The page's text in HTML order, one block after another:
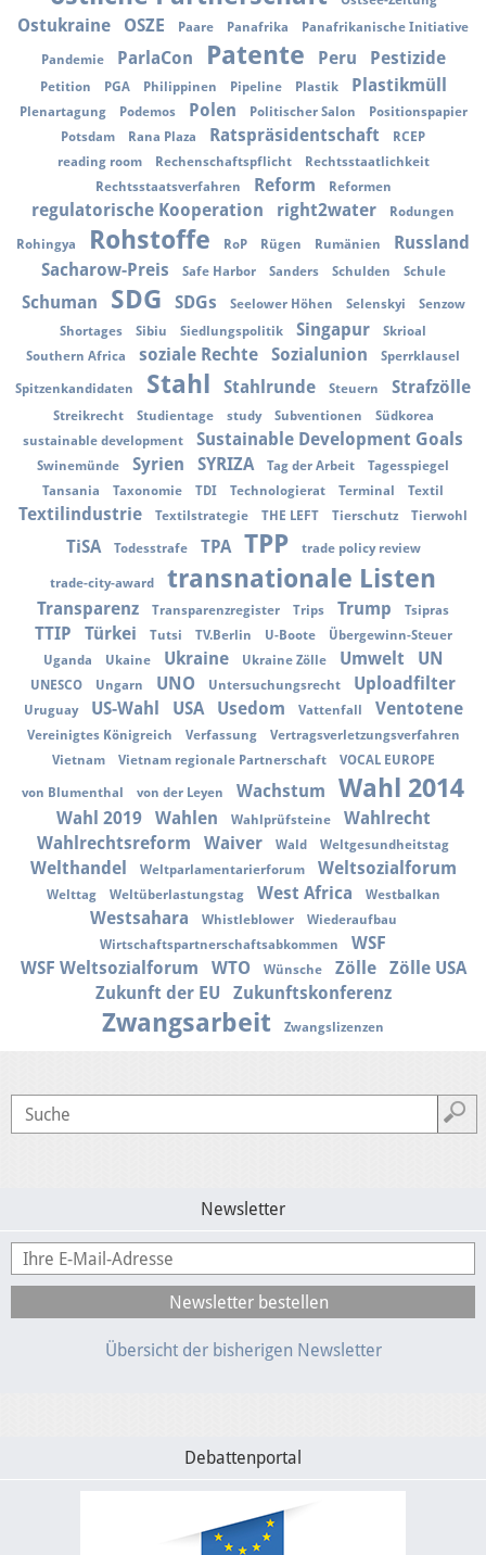
Ostukraine OSZE Paare Panafrika Panafrikanische Initiative
Pandemie ParlaCon Patente Peru Pestizide
Petition PGA Philippinen Pipeline Plastik Plastikmüll
Plenartagung Podemos Polen Politischer Salon
Positionspapier
Potsdam
Rana Plaza Ratspräsidentschaft
RCEP
reading room
Rechenschaftspflicht
Rechtsstaatlichkeit
Rechtsstaatsverfahren
Reform Reformen
regulatorische Kooperation right2water Rodungen
Rohingya Rohstoffe RoP Rügen Rumänien
Russland
Sacharow-Preis
Safe Harbor Sanders Schulden Schule
Schuman SDG SDGs Seelower Höhen Selenskyi
Senzow
Shortages
Sibiu Siedlungspolitik Singapur
Skrioal
Southern Africa
soziale Rechte Sozialunion Sperrklausel
Spitzenkandidaten Stahl Stahlrunde Steuern Strafzölle
Streikrecht Studientage study Subventionen
Südkorea
sustainable development
Sustainable Development Goals
Swinemünde Syrien SYRIZA Tag der Arbeit
Tagesspiegel
Tansania
Taxonomie TDI Technologierat Terminal Textil
Textilindustrie Textilstrategie THE LEFT Tierschutz Tierwohl
TiSA Todesstrafe TPA TPP trade policy review
trade-city-award transnationale Listen
Transparenz Transparenzregister Trips Trump Tsipras
TTIP Türkei Tutsi TV.Berlin U-Boote
Übergewinn-Steuer
Uganda
Ukaine Ukraine Ukraine Zölle Umwelt UN
UNESCO Ungarn UNO Untersuchungsrecht Uploadfilter
Uruguay US-Wahl USA Usedom Vattenfall Ventotene
Vereinigtes Königreich Verfassung
Vertragsverletzungsverfahren
Vietnam
Vietnam regionale Partnerschaft VOCAL EUROPE
von Blumenthal von der Leyen Wachstum Wahl 2014
Wahl 2019 Wahlen Wahlprüfsteine
Wahlrecht
Wahlrechtsreform
Waiver Wald Weltgesundheitstag
Welthandel Weltparlamentarierforum Weltsozialforum
Welttag Weltüberlastungstag West Africa Westbalkan
Westsahara Whistleblower
Wiederaufbau
Wirtschaftspartnerschaftsabkommen
WSF
WSF Weltsozialforum
WTO Wünsche Zölle
Zölle USA
Zukunft der EU
Zukunftskonferenz
Zwangsarbeit Zwangslizenzen
Newsletter
Übersicht der bisherigen Newsletter
Debattenportal